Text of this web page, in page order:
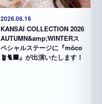
2026.06.16
KANSAI COLLECTION 2026
AUTUMN&amp;WINTERス
ペシャルステージに『möco
🪴🐈‍⬛』が出演いたします！